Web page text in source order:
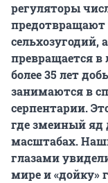
регуляторы
предотвращают
сельхозугодий,
превращается в
более 35 лет
занимаются в
серпентарии.
где змеиный
масштабах.
глазами
мире и «дойку»